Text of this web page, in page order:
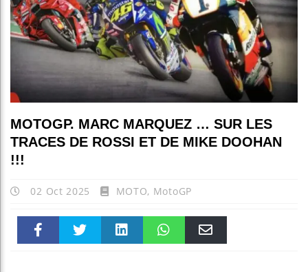
MOTOGP. MARC MARQUEZ … SUR LES
TRACES DE ROSSI ET DE MIKE DOOHAN
!!!
02 Oct 2025 MOTO, MotoGP